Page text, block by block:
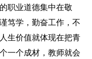
职业道德集中在敬
笃学，勤奋工作，不
生价值就体现在把青
一个成材，教师就会